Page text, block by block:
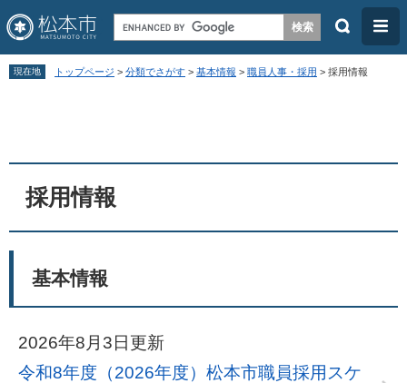
ペ
先
メ
を
検
メ
ニ
ュ
現在地 トップページ > 分類でさがす > 基本情報 > 職員人事・採用 > 採用情報
採用情報
基本情報
2026年8月3日更新
令和8年度（2026年度）松本市職員採用スケ